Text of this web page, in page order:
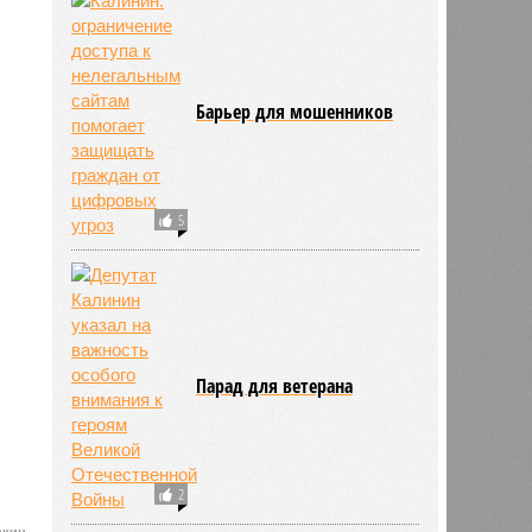
5
Барьер для мошенников
2
Парад для ветерана